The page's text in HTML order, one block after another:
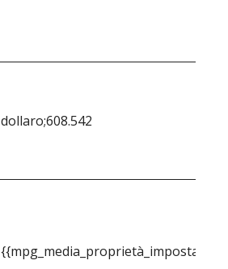
dollaro;608.542